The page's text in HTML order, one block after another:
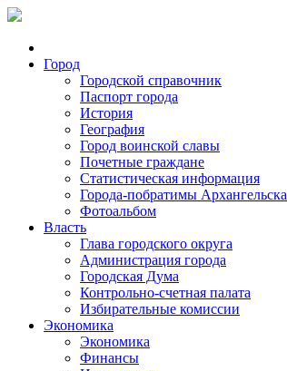
Город
Городской справочник
Паспорт города
История
География
Город воинской славы
Почетные граждане
Статистическая информация
Города-побратимы Архангельска
Фотоальбом
Власть
Глава городского округа
Администрация города
Городская Дума
Контрольно-счетная палата
Избирательные комиссии
Экономика
Экономика
Финансы